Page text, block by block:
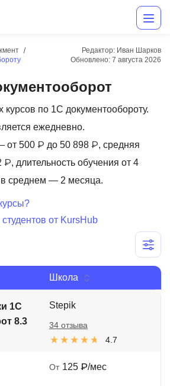
Редактор: Иван Шарков
Обновлено: 7 августа 2026
курсов по 1С документообороту.
ежедневно.
от 500 ₽ до 50 898 ₽, средняя
длительность обучения от 4
среднем — 2 месяца.
от KursHub
Школа
1С
8.3
Stepik
4.7
34 отзыва
От 125 ₽/мес